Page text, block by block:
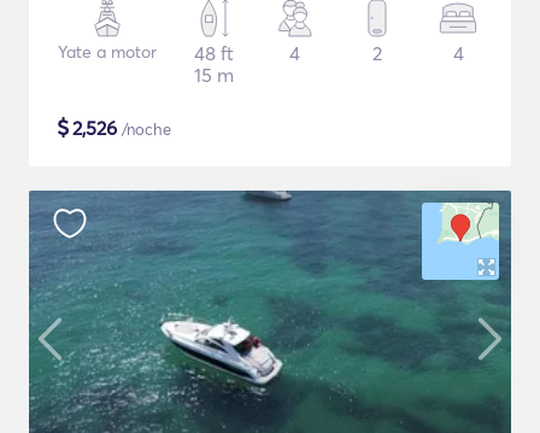
Yate a motor
48 ft
15 m
4 2 4
$2,526 /noche